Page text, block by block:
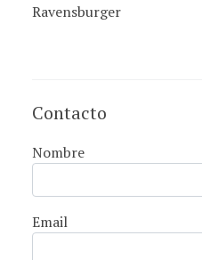
Ravensburger
Contacto
Nombre
Email